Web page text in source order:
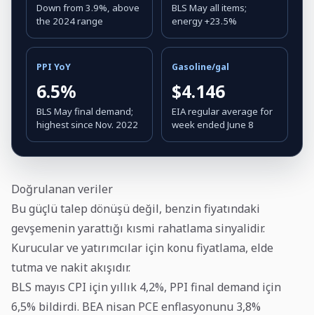
Down from 3.9%, above
the 2024 range
BLS May all items;
energy +23.5%
PPI YoY
6.5%
BLS May final demand;
highest since Nov. 2022
Gasoline/gal
$4.146
EIA regular average for
week ended June 8
Doğrulanan veriler
Bu güçlü talep dönüşü değil, benzin fiyatındaki
gevşemenin yarattığı kısmi rahatlama sinyalidir.
Kurucular ve yatırımcılar için konu fiyatlama, elde
tutma ve nakit akışıdır.
BLS mayıs CPI için yıllık 4,2%, PPI final demand için
6,5% bildirdi. BEA nisan PCE enflasyonunu 3,8%